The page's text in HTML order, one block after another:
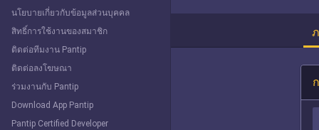
นโยบายเกี่ยวกับข้อมูลส่วนบุคคล
สิทธิ์การใช้งานของสมาชิก
ติดต่อทีมงาน Pantip
ติดต่อลงโฆษณา
ร่วมงานกับ Pantip
Download App Pantip
Pantip Certified Developer